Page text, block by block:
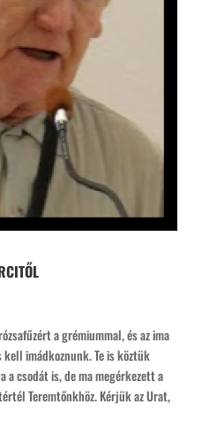
a grémiummal, és az ima
imádkoznunk. Te is köztük
a csodát is, de ma megérkezett a
Teremtőnkhöz. Kérjük az Urat,